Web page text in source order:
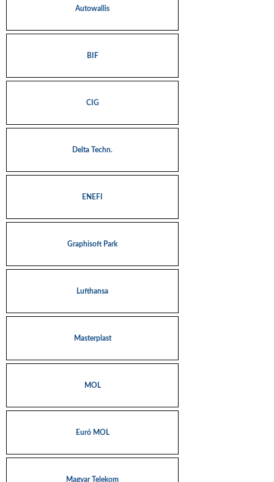
Autowallis
BIF
CIG
Delta Techn.
ENEFI
Graphisoft Park
Lufthansa
Masterplast
MOL
Euró MOL
Magyar Telekom